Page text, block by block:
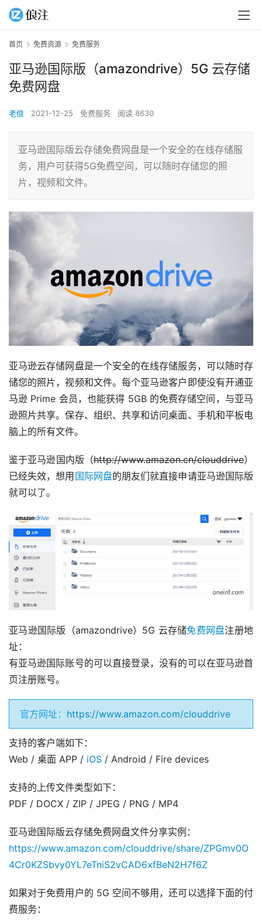
首页 免费资源 免费服务
亚马逊国际版（amazondrive）5G 云存储
免费网盘
老俍 2021-12-25 免费服务 阅读 8630
亚马逊国际版云存储免费网盘是一个安全的在线存储服
务，用户可获得5G免费空间，可以随时存储您的照
片，视频和文件。
亚马逊云存储网盘是一个安全的在线存储服务，可以随时存
储您的照片，视频和文件。每个亚马逊客户即使没有开通亚
马逊 Prime 会员，也能获得 5GB 的免费存储空间，与亚马
逊照片共享。保存、组织、共享和访问桌面、手机和平板电
脑上的所有文件。
鉴于亚马逊国内版（http://www.amazon.cn/clouddrive）
已经失效，想用国际网盘的朋友们就直接申请亚马逊国际版
就可以了。
亚马逊国际版（amazondrive）5G 云存储免费网盘注册地
址：
有亚马逊国际账号的可以直接登录，没有的可以在亚马逊首
页注册账号。
官方网址： https://www.amazon.com/clouddrive
支持的客户端如下：
Web / 桌面 APP / iOS / Android / Fire devices
支持的上传文件类型如下：
PDF / DOCX / ZIP / JPEG / PNG / MP4
亚马逊国际版云存储免费网盘文件分享实例：
https://www.amazon.com/clouddrive/share/ZPGmv0O
4Cr0KZSbvy0YL7eTniS2vCAD6xfBeN2H7f6Z
如果对于免费用户的 5G 空间不够用，还可以选择下面的付
费服务：